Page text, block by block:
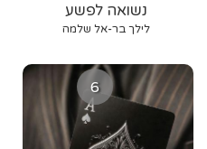
נשואה לפשע
לילך בר-אל שלמה
6